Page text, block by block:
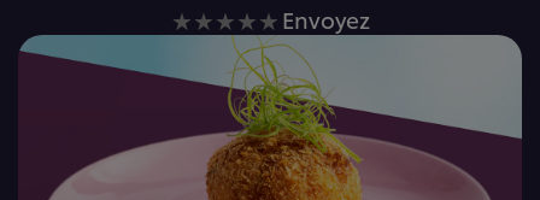
Aucune
évaluation
soumise
pour
ce
recipe
Envoyez